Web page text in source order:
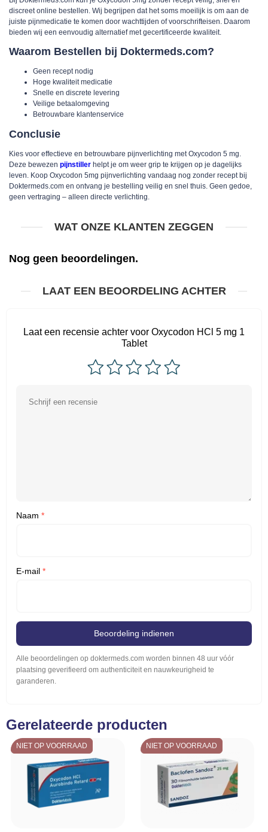
discreet online bestellen. Wij begrijpen dat het soms moeilijk is om aan de
juiste pijnmedicatie te komen door wachttijden of voorschrifteisen. Daarom
bieden wij een eenvoudig alternatief met gecertificeerde kwaliteit.
Waarom Bestellen bij Doktermeds.com?
Geen recept nodig
Hoge kwaliteit medicatie
Snelle en discrete levering
Veilige betaalomgeving
Betrouwbare klantenservice
Conclusie
Kies voor effectieve en betrouwbare pijnverlichting met Oxycodon 5 mg.
Deze bewezen pijnstiller helpt je om weer grip te krijgen op je dagelijks
leven. Koop Oxycodon 5mg pijnverlichting vandaag nog zonder recept bij
Doktermeds.com en ontvang je bestelling veilig en snel thuis. Geen gedoe,
geen vertraging – alleen directe verlichting.
WAT ONZE KLANTEN ZEGGEN
Nog geen beoordelingen.
LAAT EEN BEOORDELING ACHTER
Laat een recensie achter voor Oxycodon HCl 5 mg 1
Tablet
Naam *
E-mail *
Beoordeling indienen
Alle beoordelingen op doktermeds.com worden binnen 48 uur vóór
plaatsing geverifieerd om authenticiteit en nauwkeurigheid te
garanderen.
Gerelateerde producten
NIET OP VOORRAAD NIET OP VOORRAAD